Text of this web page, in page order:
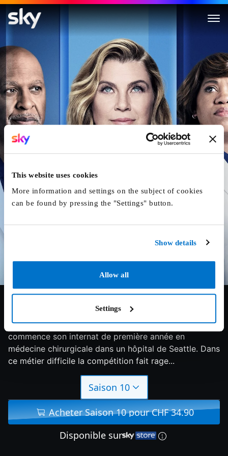
This website uses cookies
More information and settings on the subject of cookies
can be found by pressing the "Settings" button.
Show details
Allow all
Settings
Grey's Anatomy
8.2/10 2025 13 saisons Drame
Meredith Grey, fille d'un chirurgien très réputé,
commence son internat de première année en
médecine chirurgicale dans un hôpital de Seattle. Dans
ce métier difficile la compétition fait rage...
Saison 10
Acheter Saison 10 pour CHF 34.90
Disponible sur